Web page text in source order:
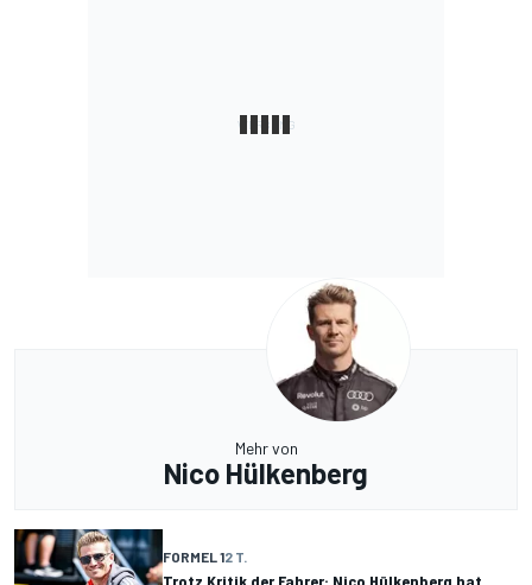
Mehr von
Nico Hülkenberg
FORMEL 12 T.